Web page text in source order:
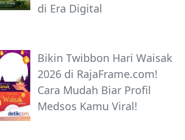
di Era Digital
Bikin Twibbon Hari Waisak
2026 di RajaFrame.com!
Cara Mudah Biar Profil
Medsos Kamu Viral!